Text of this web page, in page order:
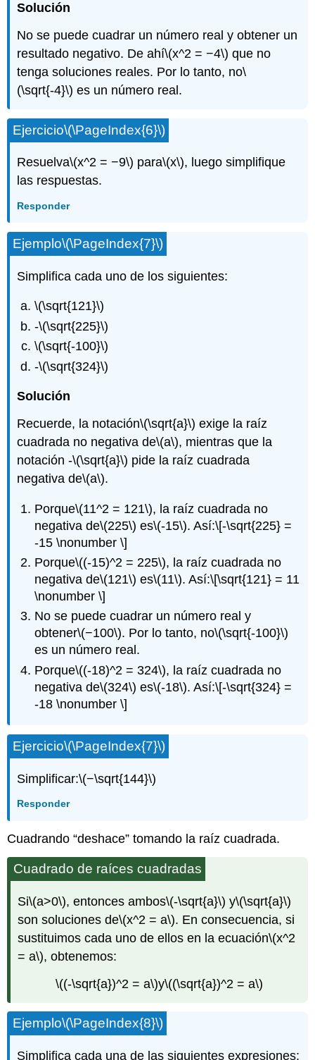
Solución
No se puede cuadrar un número real y obtener un
resultado negativo. De ahí\(x^2 = −4\) que no
tenga soluciones reales. Por lo tanto, no\
(\sqrt{-4}\) es un número real.
Ejercicio\(\PageIndex{6}\)
Resuelva\(x^2 = −9\) para\(x\), luego simplifique
las respuestas.
Responder
Ejemplo\(\PageIndex{7}\)
Simplifica cada uno de los siguientes:
\(\sqrt{121}\)
-\(\sqrt{225}\)
\(\sqrt{-100}\)
-\(\sqrt{324}\)
Solución
Recuerde, la notación\(\sqrt{a}\) exige la raíz
cuadrada no negativa de\(a\), mientras que la
notación -\(\sqrt{a}\) pide la raíz cuadrada
negativa de\(a\).
Porque\(11^2 = 121\), la raíz cuadrada no
negativa de\(225\) es\(-15\). Así:\[-\sqrt{225} =
-15 \nonumber \]
Porque\((-15)^2 = 225\), la raíz cuadrada no
negativa de\(121\) es\(11\). Así:\[\sqrt{121} = 11
\nonumber \]
No se puede cuadrar un número real y
obtener\(−100\). Por lo tanto, no\(\sqrt{-100}\)
es un número real.
Porque\((-18)^2 = 324\), la raíz cuadrada no
negativa de\(324\) es\(-18\). Así:\[-\sqrt{324} =
-18 \nonumber \]
Ejercicio\(\PageIndex{7}\)
Simplificar:\(−\sqrt{144}\)
Responder
Cuadrando “deshace” tomando la raíz cuadrada.
Cuadrado de raíces cuadradas
Si\(a>0\), entonces ambos\(-\sqrt{a}\) y\(\sqrt{a}\)
son soluciones de\(x^2 = a\). En consecuencia, si
sustituimos cada uno de ellos en la ecuación\(x^2
= a\), obtenemos:
\((-\sqrt{a})^2 = a\)y\((\sqrt{a})^2 = a\)
Ejemplo\(\PageIndex{8}\)
Simplifica cada una de las siguientes expresiones: